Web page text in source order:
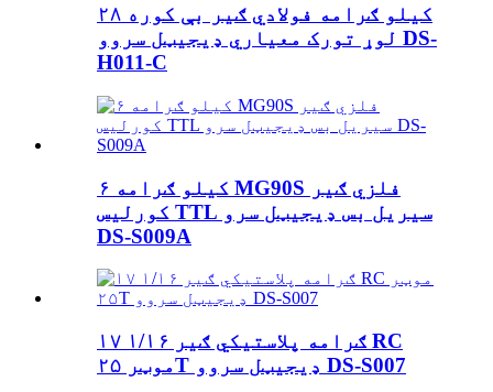
۲۸ کیلو ګرامه فولادي ګیر بې کوره
لوړ تورک معیاري ډیجیټل سروو DS-
H011-C
۶ کیلو ګرامه MG90S فلزي ګیر
کورلیس TTL سیریل بس ډیجیټل سرو
DS-S009A
۱۷ ګرامه پلاستيکي ګیر ۱/۱۶ RC
موټر ۲۵T ډیجیټل سروو DS-S007